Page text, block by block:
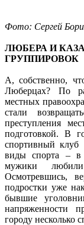
Фото: Сергей
ЛЮБЕРА И
ГРУППИРОВОК
А, собственно,
Люберцах? По
местных
стали
преступления
подготовкой. В
спортивный клуб
виды спорта – в
мужики любили
Осмотревшись,
подростки уже
бывшие
напряженности
городу несколько